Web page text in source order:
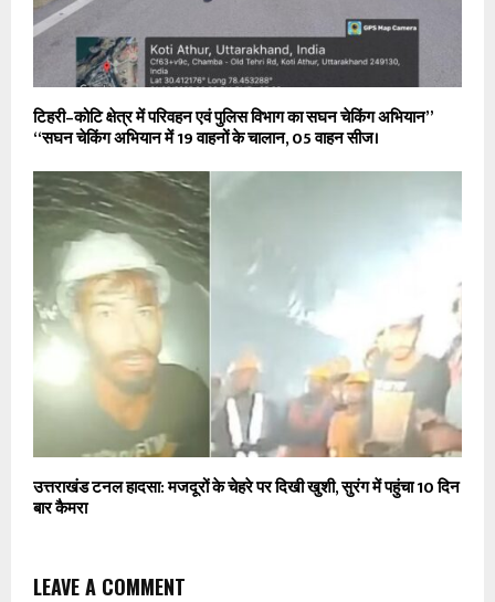
टिहरी–कोटि क्षेत्र में परिवहन एवं पुलिस विभाग का सघन चेकिंग अभियान”
“सघन चेकिंग अभियान में 19 वाहनों के चालान, 05 वाहन सीज।
उत्तराखंड टनल हादसा: मजदूरों के चेहरे पर दिखी खुशी, सुरंग में पहुंचा 10 दिन
बार कैमरा
LEAVE A COMMENT